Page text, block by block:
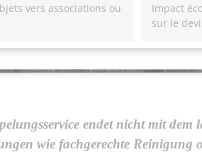
vers associations ou
Impact
sur le
endet nicht mit dem
wie fachgerechte Reinigung